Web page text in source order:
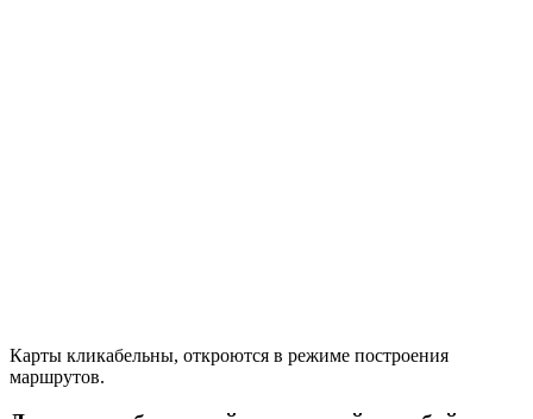
Карты кликабельны, откроются в режиме построения
маршрутов.